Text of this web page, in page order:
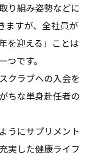
り組み姿勢などに
ますが、全社員が
を迎える」ことは
です。
クラブへの入会を
ちな単身赴任者の
うにサプリメント
実した健康ライフ